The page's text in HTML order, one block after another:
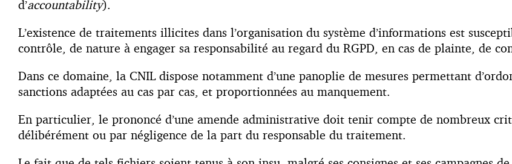
d’accountability).
L’existence de traitements illicites dans l’organisation du système d’informations est
contrôle, de nature à engager sa responsabilité au regard du RGPD, en cas de plainte, de
Dans ce domaine, la CNIL dispose notamment d’une panoplie de mesures permettant
sanctions adaptées au cas par cas, et proportionnées au manquement.
En particulier, le prononcé d’une amende administrative doit tenir compte de nombreux
délibérément ou par négligence de la part du responsable du traitement.